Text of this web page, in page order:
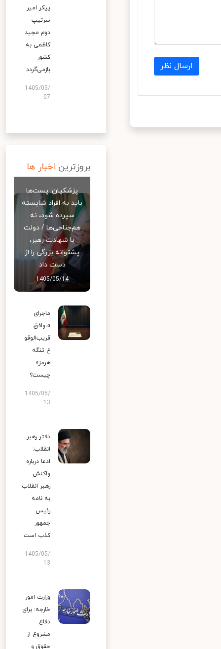
ارسال نظر
پیکر امیر
سرتیپ
دوم مجید
کاظمی به
کشور
بازمی‌گردد
1405/05/
07
بروزترین اخبار ها
پزشکیان: پست‌ها
باید به افراد شایسته
سپرده شود، نه
هم‌جناحی‌ها / دولت
با شهادت رهبر،
پشتوانه بزرگی را از
دست داد
1405/05/14
ماجرای
«توافق
قریب‌الوقو
ع تنگه
هرمز»
چیست؟
1405/05/
13
دفتر رهبر
انقلاب:
ادعا درباره
واکنش
رهبر انقلاب
به نامه
رئیس
جمهور
کذب است
1405/05/
13
وزارت امور
خارجه: برای
دفاع
مشروع از
حقوق و